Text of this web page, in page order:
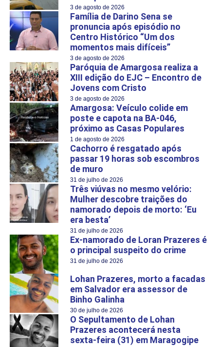
3 de agosto de 2026
Família de Darino Sena se
pronuncia após episódio no
Centro Histórico “Um dos
momentos mais difíceis”
3 de agosto de 2026
Paróquia de Amargosa realiza a
XIII edição do EJC – Encontro de
Jovens com Cristo
3 de agosto de 2026
Amargosa: Veículo colide em
poste e capota na BA-046,
próximo as Casas Populares
1 de agosto de 2026
Cachorro é resgatado após
passar 19 horas sob escombros
de muro
31 de julho de 2026
Três viúvas no mesmo velório:
Mulher descobre traições do
namorado depois de morto: ‘Eu
era besta’
31 de julho de 2026
Ex-namorado de Loran Prazeres é
o principal suspeito do crime
31 de julho de 2026
Lohan Prazeres, morto a facadas
em Salvador era assessor de
Binho Galinha
30 de julho de 2026
O Sepultamento de Lohan
Prazeres acontecerá nesta
sexta-feira (31) em Maragogipe